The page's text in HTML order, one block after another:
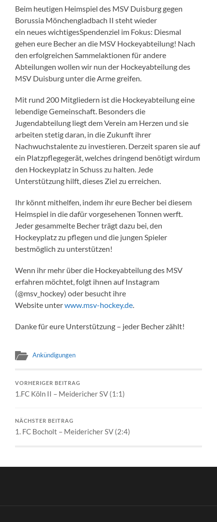
Beim heutigen Heimspiel des MSV Duisburg gegen
Borussia Mönchengladbach II steht wieder
ein neues wichtigesSpendenziel im Fokus: Diesmal
gehen eure Becher an die MSV Hockeyabteilung! Nach
den erfolgreichen Sammelaktionen für andere
Abteilungen wollen wir nun der Hockeyabteilung des
MSV Duisburg unter die Arme greifen.
Mit rund 200 Mitgliedern ist die Hockeyabteilung eine
lebendige Gemeinschaft. Besonders die
Jugendabteilung liegt dem Verein am Herzen und sie
arbeiten stetig daran, in die Zukunft ihrer
Nachwuchstalente zu investieren. Derzeit sparen sie auf
ein Platzpflegegerät, welches dringend benötigt wirdum
den Hockeyplatz in Schuss zu halten. Jede
Unterstützung hilft, dieses Ziel zu erreichen.
Ihr könnt mithelfen, indem ihr eure Becher bei diesem
Heimspiel in die dafür vorgesehenen Tonnen werft.
Jeder gesammelte Becher trägt dazu bei, den
Hockeyplatz zu pflegen und die jungen Spieler
bestmöglich zu unterstützen!
Wenn ihr mehr über die Hockeyabteilung des MSV
erfahren möchtet, folgt ihnen auf Instagram
(@msv_hockey) oder besucht ihre
Website unterwww.msv-hockey.de.
Danke für eure Unterstützung – jeder Becher zählt!
Ankündigungen
VORHERIGER BEITRAG
1.FC Köln II – Meidericher SV (1:1)
NÄCHSTER BEITRAG
1. FC Bocholt – Meidericher SV (2:4)